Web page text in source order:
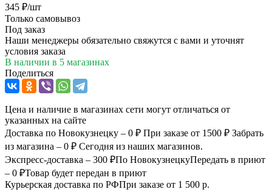
345 ₽/шт
Только самовывоз
Под заказ
Наши менеджеры обязательно свяжутся с вами и уточнят
условия заказа
В наличии в 5 магазинах
Поделиться
Цена и наличие в магазинах сети могут отличаться от
указанных на сайте
Доставка по Новокузнецку – 0 ₽ При заказе от 1500 ₽ Забрать
из магазина – 0 ₽ Сегодня из наших магазинов.
Экспресс-доставка – 300 ₽По НовокузнецкуПередать в приют
– 0 ₽Товар будет передан в приют
Курьерская доставка по РФПри заказе от 1 500 р.